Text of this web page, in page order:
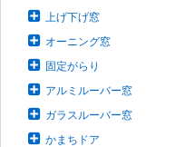
上げ下げ窓
オーニング窓
固定がらり
アルミルーバー窓
ガラスルーバー窓
かまちドア